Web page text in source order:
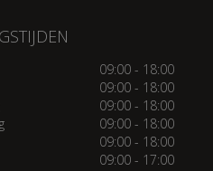
09:00 - 18:00
09:00 - 18:00
09:00 - 18:00
09:00 - 18:00
09:00 - 18:00
09:00 - 17:00